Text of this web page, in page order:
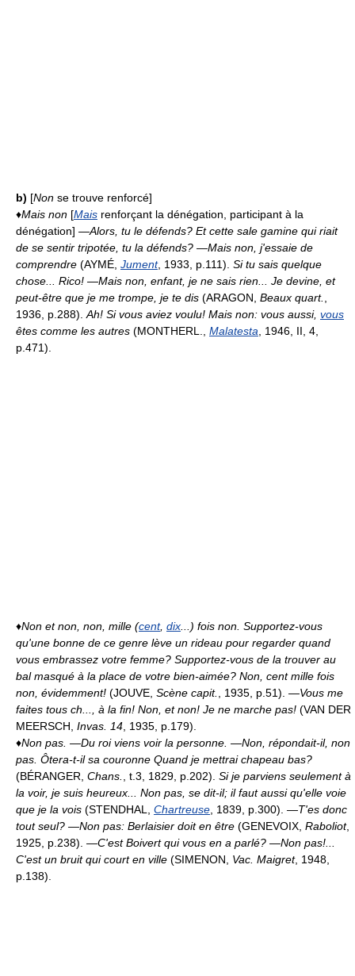
b) [Non se trouve renforcé]
♦Mais non [Mais renforçant la dénégation, participant à la
dénégation] —Alors, tu le défends? Et cette sale gamine qui riait
de se sentir tripotée, tu la défends? —Mais non, j'essaie de
comprendre (AYMÉ, Jument, 1933, p.111). Si tu sais quelque
chose... Rico! —Mais non, enfant, je ne sais rien... Je devine, et
peut-être que je me trompe, je te dis (ARAGON, Beaux quart.
1936, p.288). Ah! Si vous aviez voulu! Mais non: vous aussi, vous
êtes comme les autres (MONTHERL., Malatesta , 1946, II, 4,
p.471).
♦Non et non, non, mille (cent, dix ...) fois non. Supportez-vous
qu'une bonne de ce genre lève un rideau pour regarder quand
vous embrassez votre femme? Supportez-vous de la trouver au
bal masqué à la place de votre bien-aimée? Non, cent mille fois
non, évidemment! (JOUVE, Scène capit. , 1935, p.51). —Vous me
faites tous ch..., à la fin! Non, et non! Je ne marche pas! (VAN DER
MEERSCH, Invas. 14 , 1935, p.179).
♦Non pas. —Du roi viens voir la personne. —Non, répondait-il, non
pas. Ôtera-t-il sa couronne Quand je mettrai chapeau bas?
(BÉRANGER, Chans. , t.3, 1829, p.202). Si je parviens seulement à
la voir, je suis heureux... Non pas, se dit-il; il faut aussi qu'elle voie
que je la vois (STENDHAL, Chartreuse , 1839, p.300). —T'es donc
tout seul? —Non pas: Berlaisier doit en être (GENEVOIX, Raboliot,
1925, p.238). —C'est Boivert qui vous en a parlé? —Non pas!...
C'est un bruit qui court en ville (SIMENON, Vac. Maigret, 1948,
p.138).